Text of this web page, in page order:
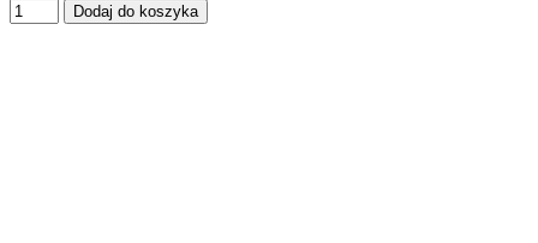
Dodaj do koszyka